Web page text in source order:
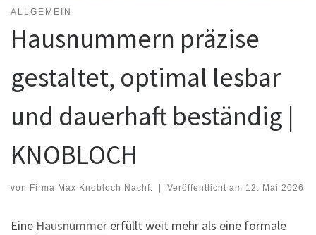
ALLGEMEIN
Hausnummern präzise
gestaltet, optimal lesbar
und dauerhaft beständig |
KNOBLOCH
von Firma Max Knobloch Nachf. Veröffentlicht am 12. Mai 2026
Eine Hausnummer erfüllt weit mehr als eine formale